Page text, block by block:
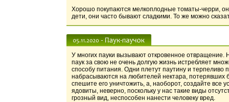
Хорошо покупаются мелкоплодные томаты-черри,
дети, они часто бывают сладкими. То же можно
У многих пауки вызывают откровенное
паук за свою не очень долгую жизнь истребляет
способу питания. Одни плетут паутину и терпеливо
набрасываются на любителей нектара, потерявших
спешите его уничтожить, а, наоборот, создайте все
ядовиты, неверно, поскольку у нас такие виды
грозный вид, неспособен нанести человеку вред.